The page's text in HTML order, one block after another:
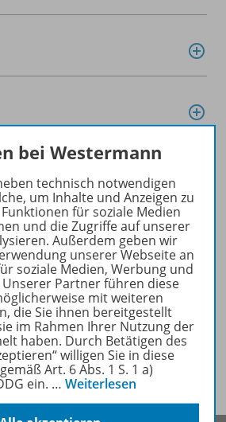
der Redaktion
Service
bei Westermann
technisch notwendigen
um Inhalte und Anzeigen zu
für soziale Medien
und die Zugriffe auf unserer
Außerdem geben wir
unserer Webseite an
soziale Medien, Werbung und
Partner führen diese
mit weiteren
die Sie ihnen bereitgestellt
im Rahmen Ihrer Nutzung der
haben. Durch Betätigen des
willigen Sie in diese
Art. 6 Abs. 1 S. 1 a)
ein. … Weiterlesen